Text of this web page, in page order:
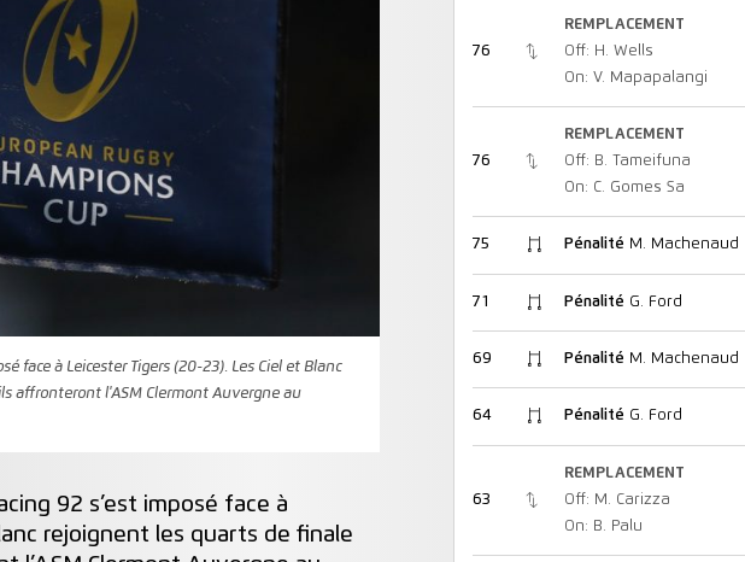
face à Leicester Tigers (20-23). Les Ciel et Blanc
affronteront l'ASM Clermont Auvergne au
92 s’est imposé face à
rejoignent les quarts de finale
76
REMPLACEMENT
Off: H. Wells
On: V. Mapapalangi
76
REMPLACEMENT
Off: B. Tameifuna
On: C. Gomes Sa
75 Pénalité M. Machenaud
71 Pénalité G. Ford
69 Pénalité M. Machenaud
64 Pénalité G. Ford
63
REMPLACEMENT
Off: M. Carizza
On: B. Palu